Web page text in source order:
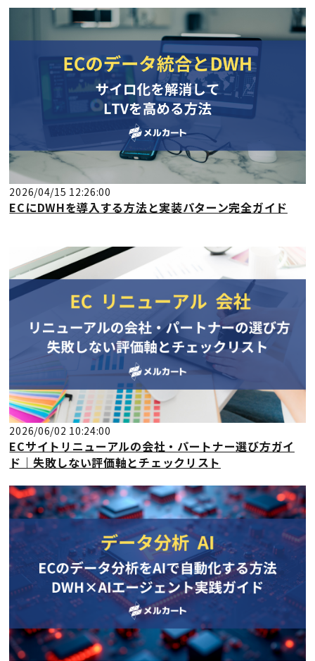
2026/04/15 12:26:00
ECにDWHを導入する方法と実装パターン完全ガイド
2026/06/02 10:24:00
ECサイトリニューアルの会社・パートナー選び方ガイ
ド｜失敗しない評価軸とチェックリスト